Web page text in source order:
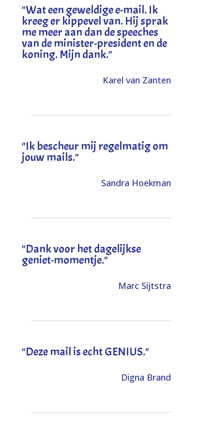
"Wat een geweldige e-mail. Ik
kreeg er kippevel van. Hij sprak
me meer aan dan de speeches
van de minister-president en de
koning. Mijn dank."
Karel van Zanten
"Ik bescheur mij regelmatig om
jouw mails."
Sandra Hoekman
"Dank voor het dagelijkse
geniet-momentje."
Marc Sijtstra
"Deze mail is echt GENIUS."
Digna Brand